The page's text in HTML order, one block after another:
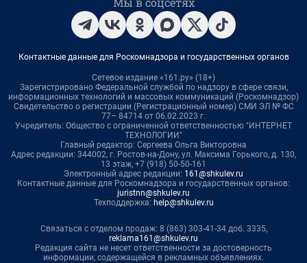
Контактные данные для Роскомнадзора и государственных органов
Сетевое издание «161.ру» (18+)
Зарегистрировано Федеральной службой по надзору в сфере связи,
информационных технологий и массовых коммуникаций (Роскомнадзор)
Свидетельство о регистрации (Регистрационный номер) СМИ ЭЛ № ФС
77– 84714 от 06.02.2023 г.
Учредитель: Общество с ограниченной ответственностью "ИНТЕРНЕТ
ТЕХНОЛОГИИ"
Главный редактор: Сергеева Ольга Викторовна
Адрес редакции: 344002, г. Ростов-на-Дону, ул. Максима Горького, д. 130,
13 этаж, +7 (918) 50-50-161
Электронный адрес редакции: 161@shkulev.ru
Контактные данные для Роскомнадзора и государственных органов:
juristnn@shkulev.ru
Техподдержка: help@shkulev.ru
Связаться с отделом продаж: 8 (863) 303-41-34 доб. 3335,
reklama161@shkulev.ru
Редакция сайта не несет ответственности за достоверность
информации, содержащейся в рекламных объявлениях.